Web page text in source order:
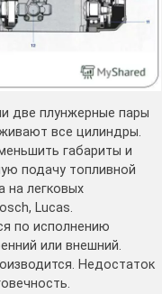
две плунжерные пары
все цилиндры.
габариты и
подачу топливной
на легковых
Lucas.
по исполнению
или внешний.
Недостаток